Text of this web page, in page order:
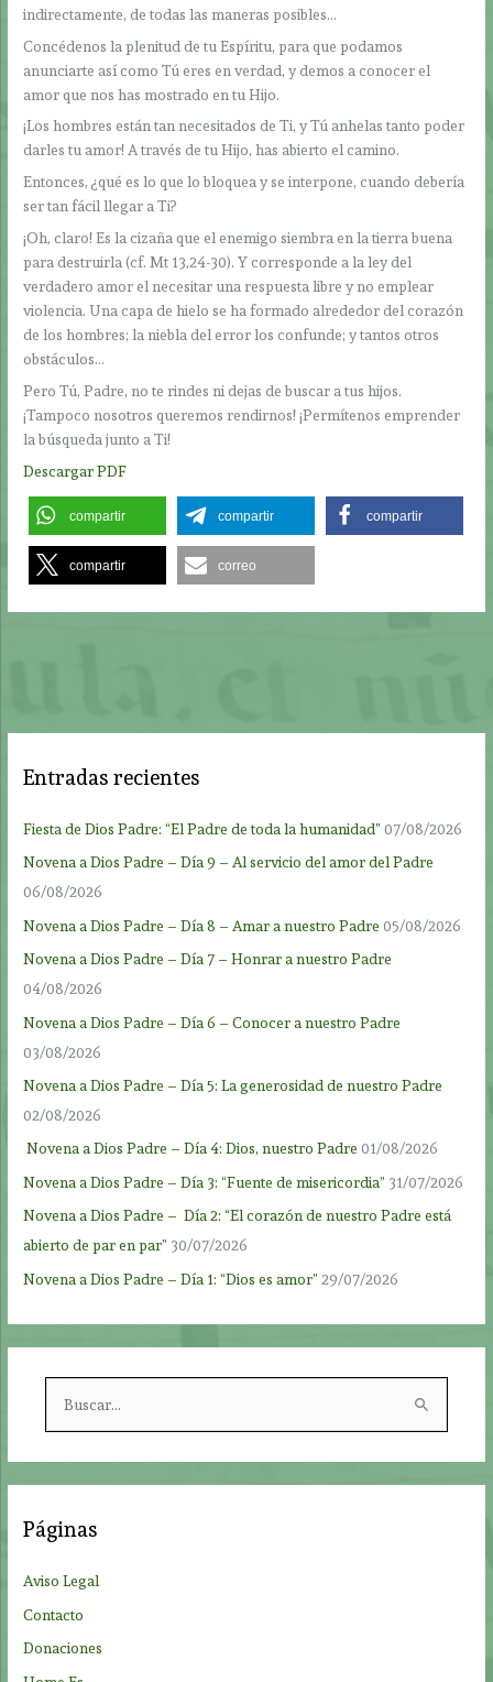
indirectamente, de todas las maneras posibles…
Concédenos la plenitud de tu Espíritu, para que podamos
anunciarte así como Tú eres en verdad, y demos a conocer el
amor que nos has mostrado en tu Hijo.
¡Los hombres están tan necesitados de Ti, y Tú anhelas tanto poder
darles tu amor! A través de tu Hijo, has abierto el camino.
Entonces, ¿qué es lo que lo bloquea y se interpone, cuando debería
ser tan fácil llegar a Ti?
¡Oh, claro! Es la cizaña que el enemigo siembra en la tierra buena
para destruirla (cf. Mt 13,24-30). Y corresponde a la ley del
verdadero amor el necesitar una respuesta libre y no emplear
violencia. Una capa de hielo se ha formado alrededor del corazón
de los hombres; la niebla del error los confunde; y tantos otros
obstáculos…
Pero Tú, Padre, no te rindes ni dejas de buscar a tus hijos.
¡Tampoco nosotros queremos rendirnos! ¡Permítenos emprender
la búsqueda junto a Ti!
Descargar PDF
compartir compartir compartir
compartir correo
Entradas recientes
Fiesta de Dios Padre: “El Padre de toda la humanidad” 07/08/2026
Novena a Dios Padre – Día 9 – Al servicio del amor del Padre
06/08/2026
Novena a Dios Padre – Día 8 – Amar a nuestro Padre 05/08/2026
Novena a Dios Padre – Día 7 – Honrar a nuestro Padre
04/08/2026
Novena a Dios Padre – Día 6 – Conocer a nuestro Padre
03/08/2026
Novena a Dios Padre – Día 5: La generosidad de nuestro Padre
02/08/2026
Novena a Dios Padre – Día 4: Dios, nuestro Padre 01/08/2026
Novena a Dios Padre – Día 3: “Fuente de misericordia” 31/07/2026
Novena a Dios Padre – Día 2: “El corazón de nuestro Padre está
abierto de par en par” 30/07/2026
Novena a Dios Padre – Día 1: “Dios es amor” 29/07/2026
r
:
Páginas
Aviso Legal
Contacto
Donaciones